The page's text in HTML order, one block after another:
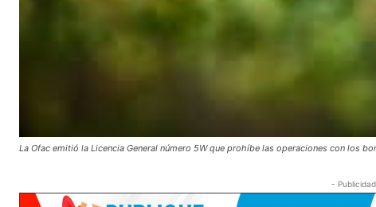
La Ofac emitió la Licencia General número 5W que prohíbe las operaciones con los
-